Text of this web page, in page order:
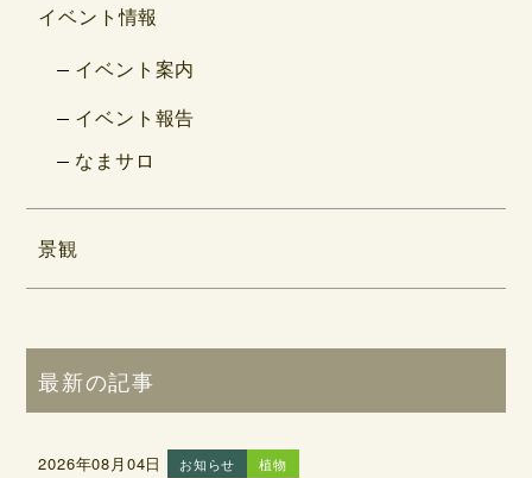
イベント情報
イベント案内
イベント報告
なまサロ
景観
最新の記事
2026年08月04日 お知らせ 植物